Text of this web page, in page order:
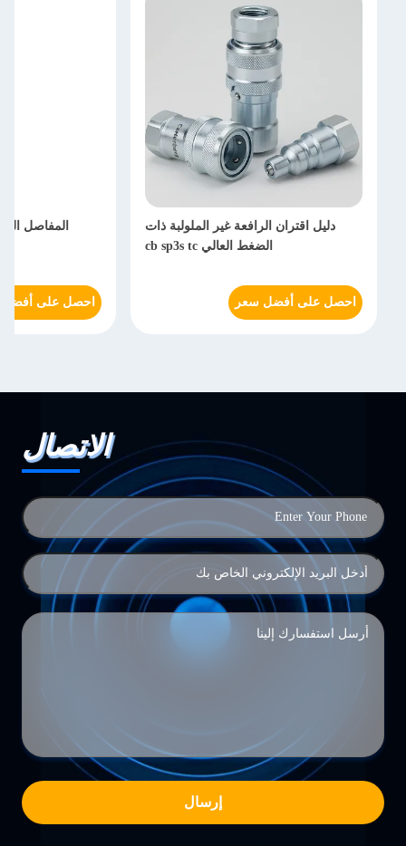
دليل اقتران الرافعة غير الملولبة ذات
الضغط العالي cb sp3s tc
احصل على أفضل سعر
المفاصل
احصل على
الاتصال
إرسال